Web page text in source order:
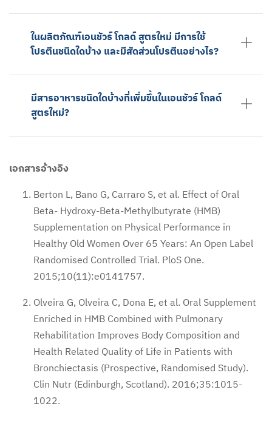
ในผลิตภัณฑ์เอนชัวร์ โกลด์ สูตรใหม่ มีการใช้
โปรตีนชนิดใดบ้าง และมีสัดส่วนโปรตีนอย่างไร?
มีสารอาหารชนิดใดบ้างที่เพิ่มขึ้นในเอนชัวร์ โกลด์
สูตรใหม่?
เอกสารอ้างอิง
Berton L, Bano G, Carraro S, et al. Effect of Oral
Beta- Hydroxy-Beta-Methylbutyrate (HMB)
Supplementation on Physical Performance in
Healthy Old Women Over 65 Years: An Open Label
Randomised Controlled Trial. PloS One.
2015;10(11):e0141757.
Olveira G, Olveira C, Dona E, et al. Oral Supplement
Enriched in HMB Combined with Pulmonary
Rehabilitation Improves Body Composition and
Health Related Quality of Life in Patients with
Bronchiectasis (Prospective, Randomised Study).
Clin Nutr (Edinburgh, Scotland). 2016;35:1015-
1022.